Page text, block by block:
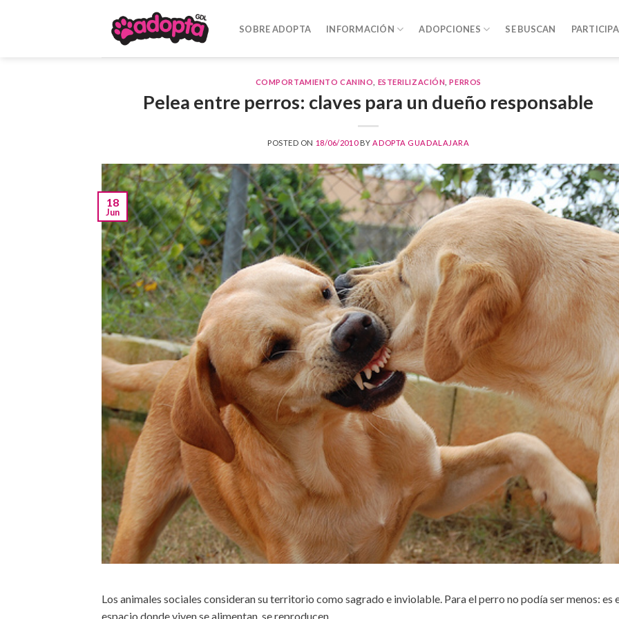
SOBRE ADOPTA INFORMACIÓN ADOPCIONES SE BUSCAN PARTICIPA
COMPORTAMIENTO CANINO ESTERILIZACIÓN ,PERROS
Pelea entre perros: claves para un dueño responsable
POSTED ON 18/06/2010BY ADOPTA GUADALAJARA
18
Jun
Los animales sociales consideran su territorio como sagrado e inviolable. Para el perro no podía ser menos: es
espacio donde viven se alimentan, se reproducen…